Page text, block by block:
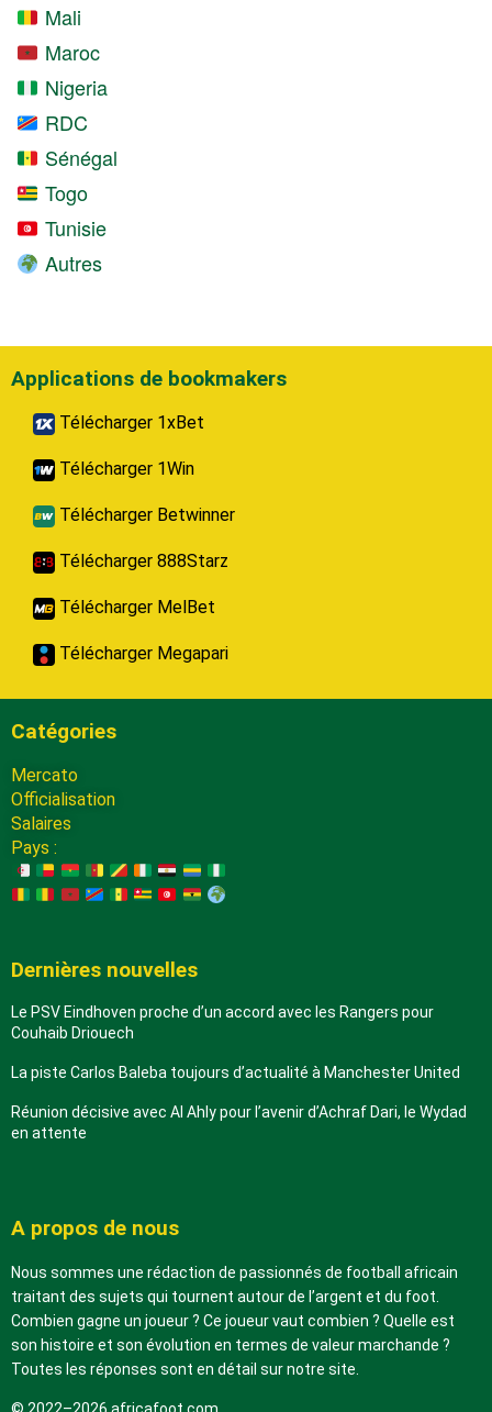
Mali
Maroc
Nigeria
RDC
Sénégal
Togo
Tunisie
Autres
Applications de bookmakers
Télécharger 1xBet
Télécharger 1Win
Télécharger Betwinner
Télécharger 888Starz
Télécharger MelBet
Télécharger Megapari
Catégories
Mercato
Officialisation
Salaires
Pays :
Dernières nouvelles
Le PSV Eindhoven proche d’un accord avec les Rangers pour
Couhaib Driouech
La piste Carlos Baleba toujours d’actualité à Manchester United
Réunion décisive avec Al Ahly pour l’avenir d’Achraf Dari, le Wydad
en attente
A propos de nous
Nous sommes une rédaction de passionnés de football africain
traitant des sujets qui tournent autour de l’argent et du foot.
Combien gagne un joueur ? Ce joueur vaut combien ? Quelle est
son histoire et son évolution en termes de valeur marchande ?
Toutes les réponses sont en détail sur notre site.
© 2022–2026 africafoot.com